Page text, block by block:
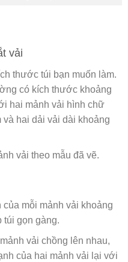
vải
thước túi bạn muốn làm.
có kích thước khoảng
hai mảnh vải hình chữ
hai dải vải dài khoảng
vải theo mẫu đã vẽ.
của mỗi mảnh vải khoảng
túi gọn gàng.
vải chồng lên nhau,
của hai mảnh vải lại với